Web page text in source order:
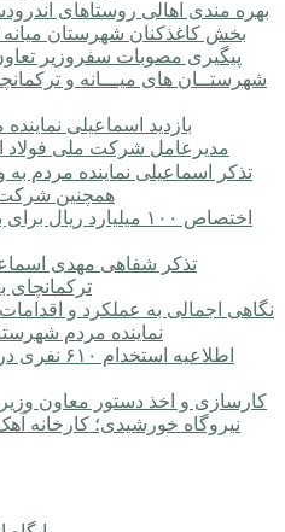
بخش کاغذکنان شهرستان میانه
شهرستــان های میـــانه و
مدیرعامل شرکت ملی فولاد
همچنین شرکت
ترکمانچای
نماینده مردم
نیروگاه خورشیدی؛ کارخانه